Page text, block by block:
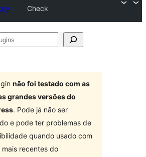
Check
não foi testado com as
grandes versões do
. Pode já não ser
e pode ter problemas de
quando usado com
mais recentes do